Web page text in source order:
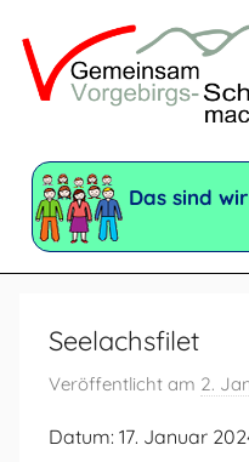
Inhalt
springen
mit
dem
Förderschwerpunkt:
Das sind wir
Seelachsfilet
Veröffentlicht am 2.
Datum: 17. Januar